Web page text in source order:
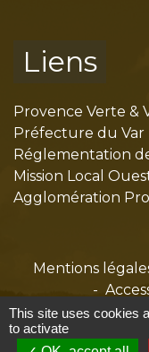
Liens
Provence Verte &
Préfecture du Var
Réglementation
Mission Local
Agglomération
Mentions
-
This site uses cookies
to activate